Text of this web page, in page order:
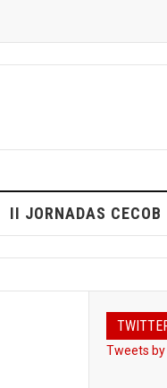
II JORNADAS CECOB
Tweets by